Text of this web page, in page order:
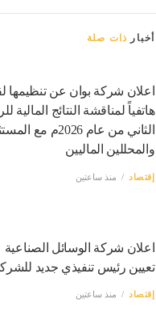
أخبار ذات صلة
اعلان شركة بوان عن تنظيمها
هاتفياً لمناقشة النتائج المالية
الثاني من عام 2026م
والمحللين الماليين
إقتصاد منذ ساعتين
اعلان شركة الوسائل
تعيين رئيس تنفيذي جديد
إقتصاد منذ ساعتين